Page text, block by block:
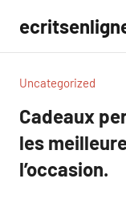
contenu
Uncategorized
Cadeaux
les
l’occasion.